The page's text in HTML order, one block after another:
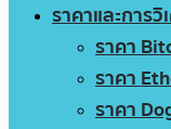
ราคาและการวิ
ราคา
ราคา
ราคา